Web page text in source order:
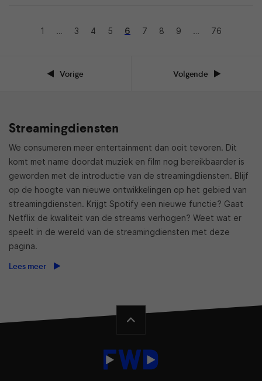
1 … 3 4 5 6 7 8 9 … 76
Vorige Volgende
Streamingdiensten
We consumeren meer entertainment dan ooit tevoren. Dit
komt met name doordat muziek en film nog bereikbaarder is
geworden met de introductie van de streamingdiensten. Blijf
op de hoogte van nieuwe ontwikkelingen op het gebied van
streamingdiensten. Krijgt Spotify een nieuwe functie? Gaat
Netflix de kwaliteit van de streams verhogen? Weet wat er
speelt in de wereld van de streamingdiensten met deze
pagina.
Lees meer